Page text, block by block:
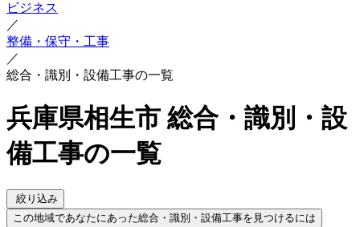
ビジネス
／
整備・保守・工事
／
総合・識別・設備工事の一覧
兵庫県相生市 総合・識別・設
備工事の一覧
絞り込み
この地域であなたにあった総合・識別・設備工事を見つけるには